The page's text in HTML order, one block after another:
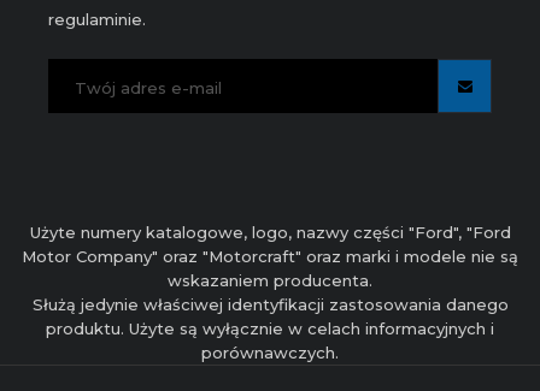
regulaminie.
Użyte numery katalogowe, logo, nazwy części "Ford", "Ford
Motor Company" oraz "Motorcraft" oraz marki i modele nie są
wskazaniem producenta.
Służą jedynie właściwej identyfikacji zastosowania danego
produktu. Użyte są wyłącznie w celach informacyjnych i
porównawczych.